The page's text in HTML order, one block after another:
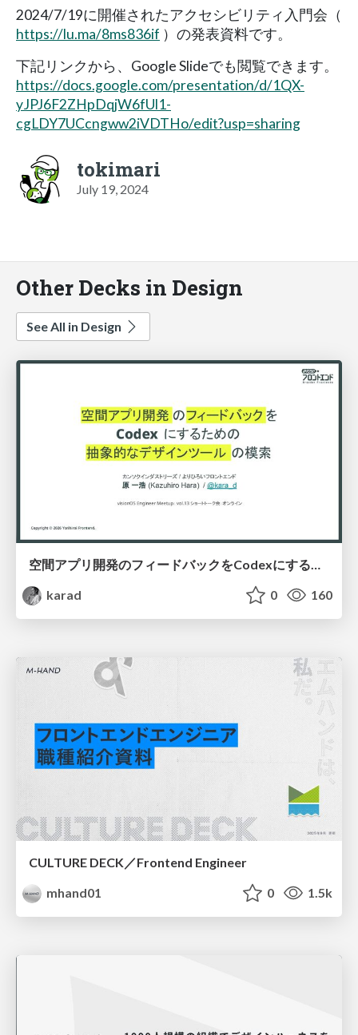
2024/7/19に開催されたアクセシビリティ入門会（
https://lu.ma/8ms836if ）の発表資料です。
下記リンクから、Google Slideでも閲覧できます。
https://docs.google.com/presentation/d/1QX-
yJPJ6F2ZHpDqjW6fUl1-
cgLDY7UCcngww2iVDTHo/edit?usp=sharing
tokimari
July 19, 2024
Other Decks in Design
See All in Design
空間アプリ開発のフィードバックをCodexにするための抽象的なデザインツールの模索
karad
0 160
CULTURE DECK／Frontend Engineer
mhand01
0 1.5k